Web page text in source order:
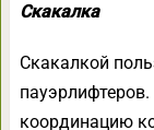
Скакалка
Скакалкой
координацию